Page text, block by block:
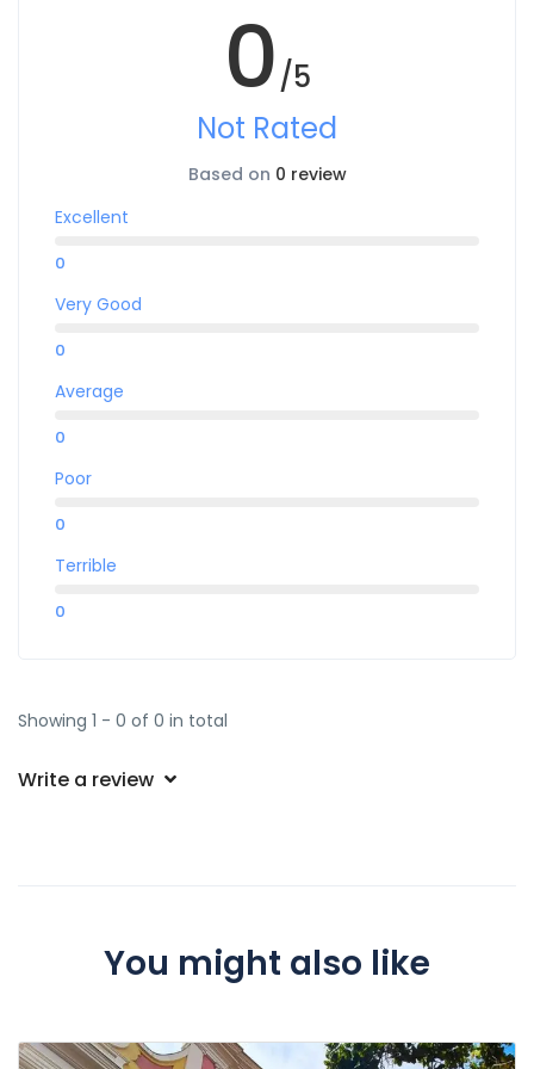
0/5
Not Rated
Based on 0 review
Excellent
0
Very Good
0
Average
0
Poor
0
Terrible
0
Showing 1 - 0 of 0 in total
Write a review
You might also like